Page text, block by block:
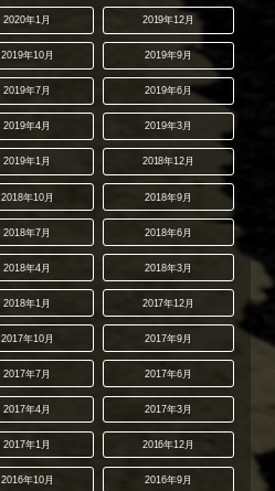
2020年1月 2019年12月
2019年10月 2019年9月
2019年7月 2019年6月
2019年4月 2019年3月
2019年1月 2018年12月
2018年10月 2018年9月
2018年7月 2018年6月
2018年4月 2018年3月
2018年1月 2017年12月
2017年10月 2017年9月
2017年7月 2017年6月
2017年4月 2017年3月
2017年1月 2016年12月
2016年10月 2016年9月